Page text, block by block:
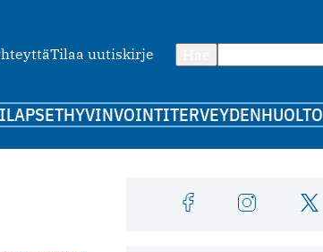
Tilaa uutiskirje
LAPSETHYVINVOINTITERVEYDENHUOLTO